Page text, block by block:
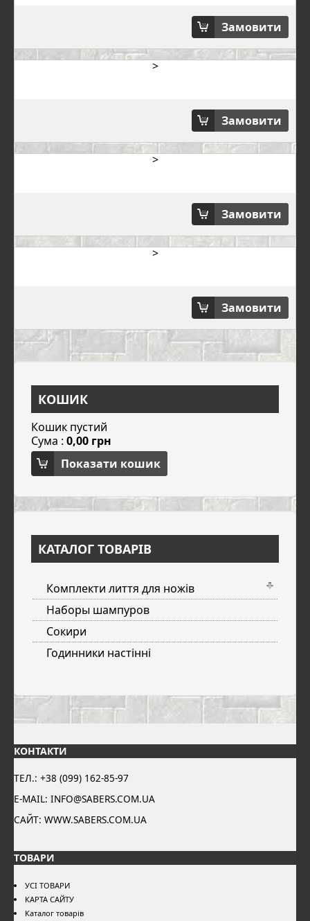
Замовити
>
Замовити
>
Замовити
>
Замовити
КОШИК
Кошик пустий
Сума : 0,00 грн
Показати кошик
КАТАЛОГ ТОВАРІВ
Комплекти лиття для ножів
Наборы шампуров
Сокири
Годинники настінні
КОНТАКТИ
ТЕЛ.: +38 (099) 162-85-97
E-MAIL: INFO@SABERS.COM.UA
САЙТ: WWW.SABERS.COM.UA
ТОВАРИ
УСІ ТОВАРИ
КАРТА САЙТУ
Каталог товарів